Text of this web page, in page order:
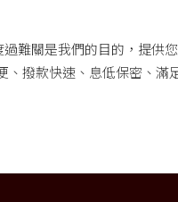
難關是我們的目的，提供
撥款快速、息低保密、